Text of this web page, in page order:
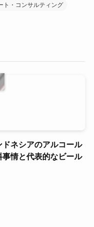
ト・コンサルティング
ドネシアのアルコール
事情と代表的なビール